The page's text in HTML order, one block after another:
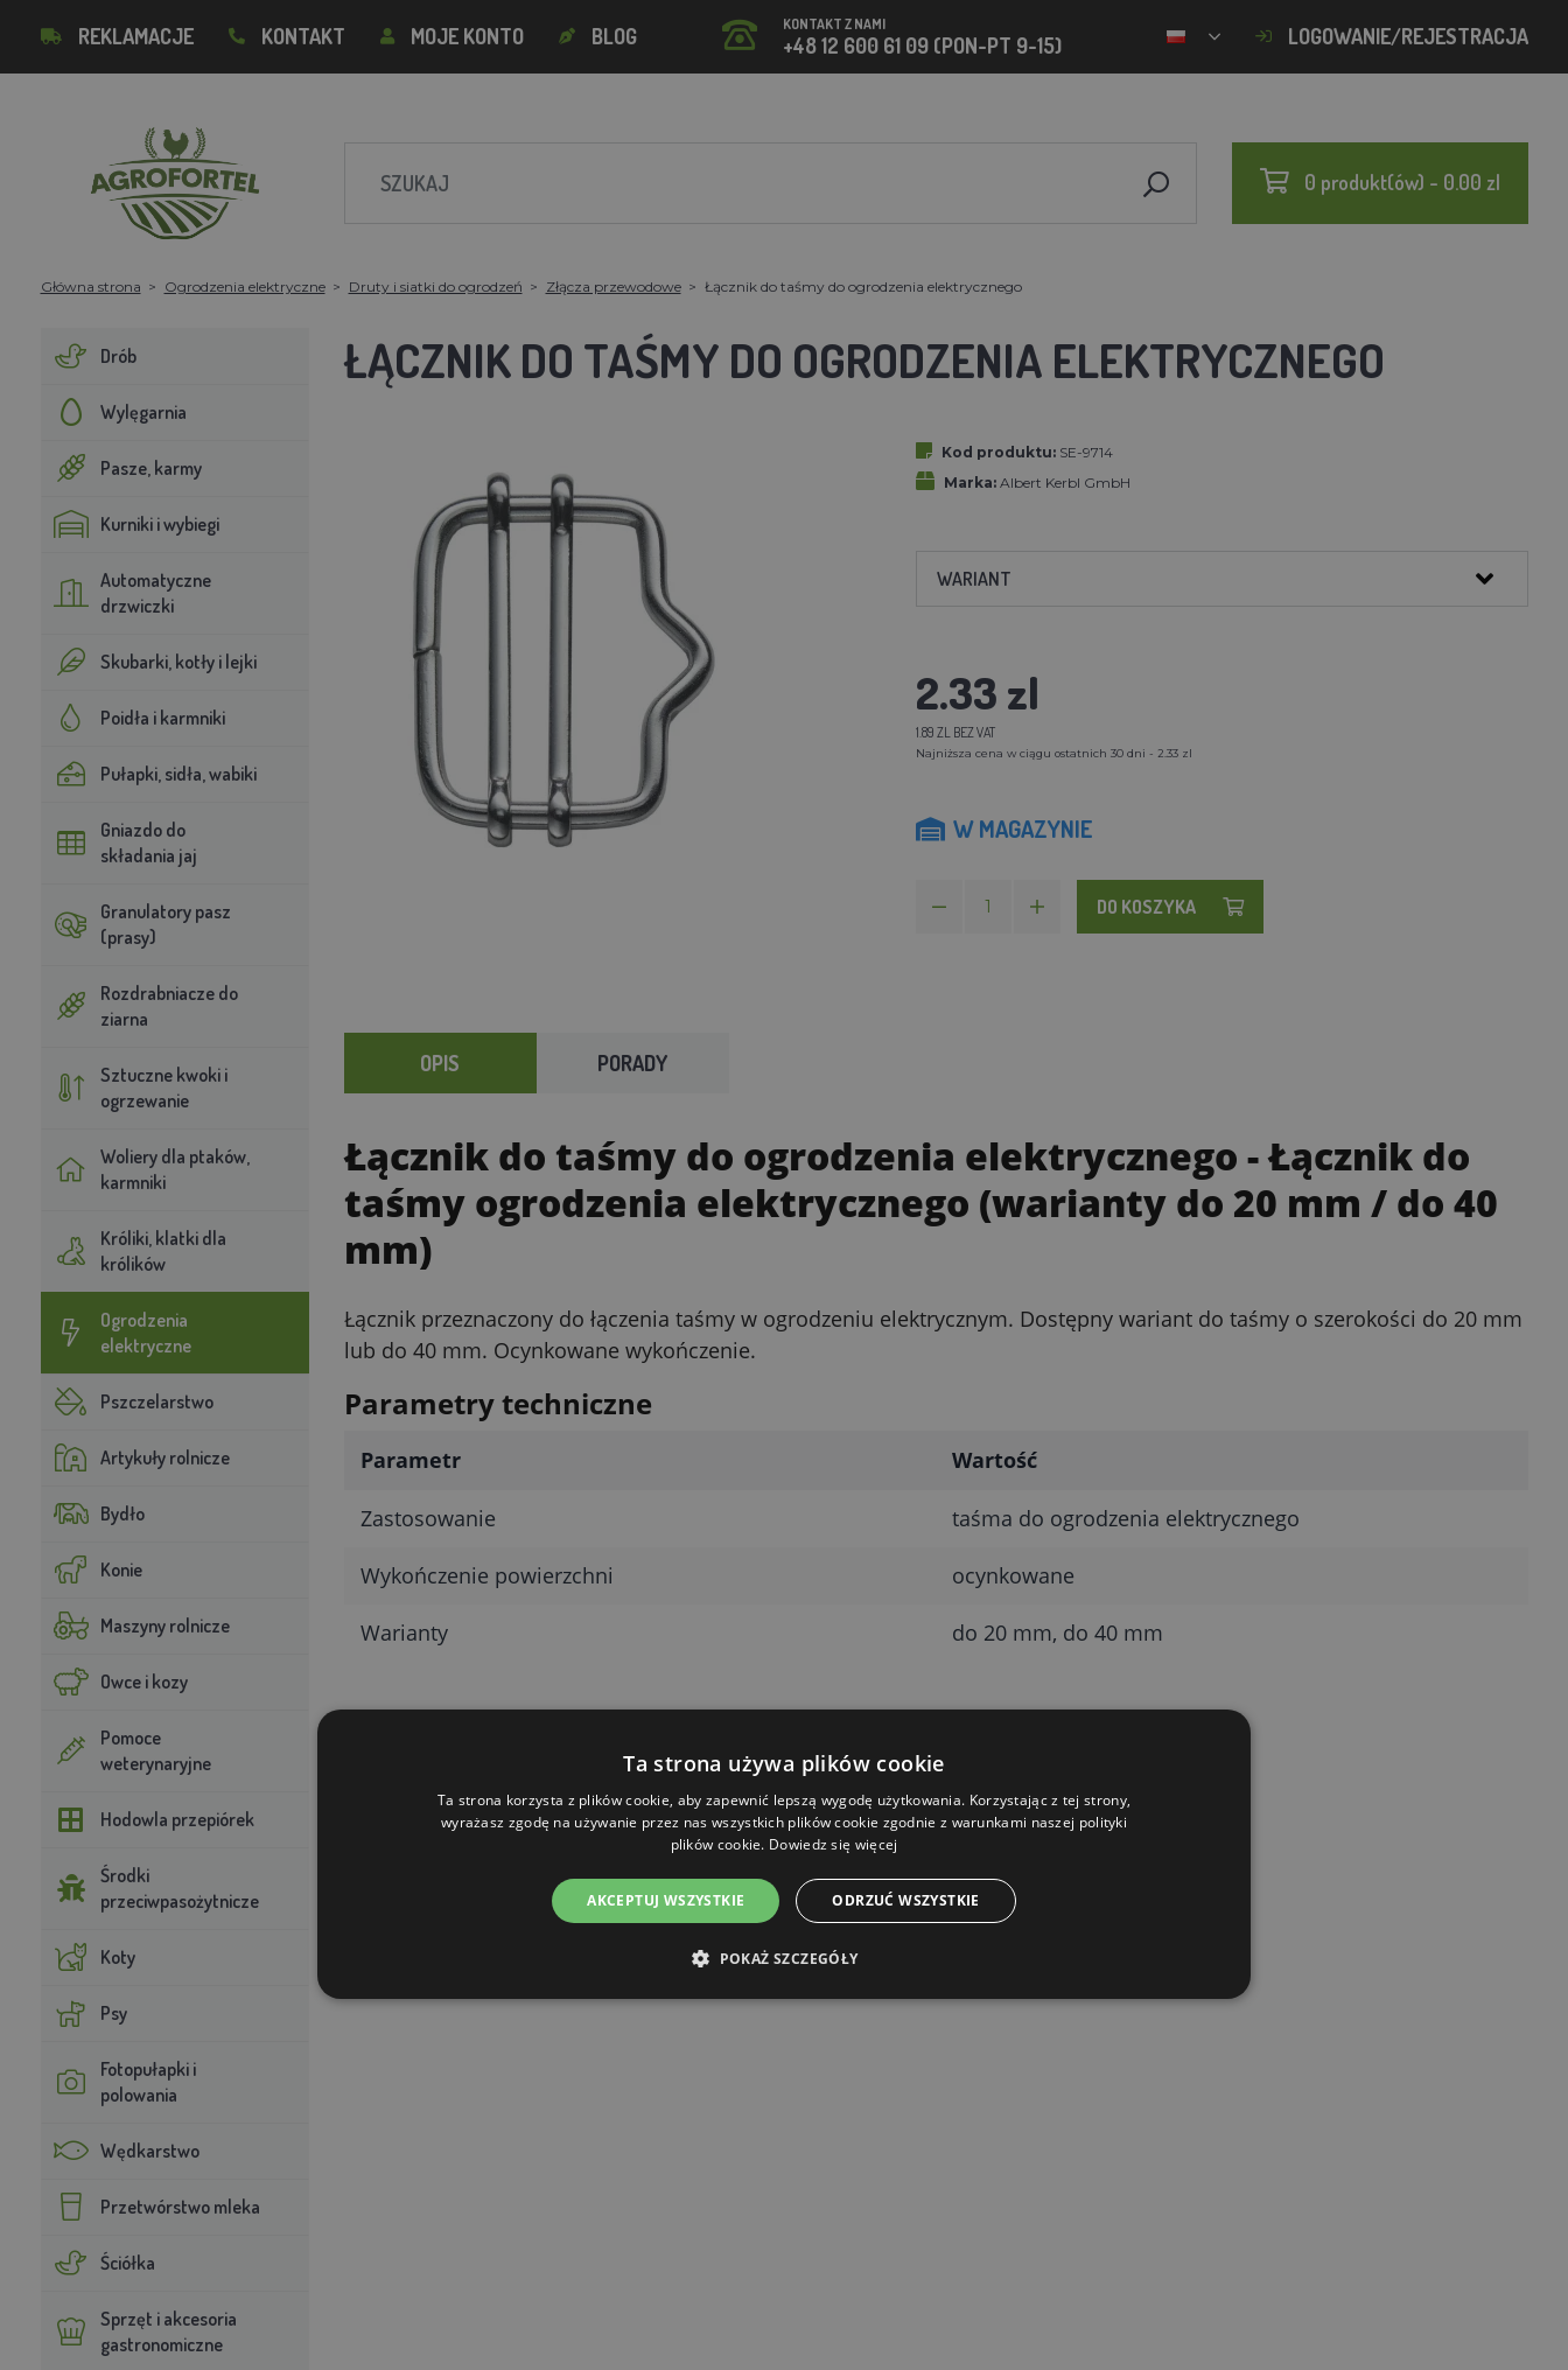
REKLAMACJE KONTAKT MOJE KONTO BLOG KONTAKT Z NAMI
+48 12 600 61 09 (PON-PT 9-15) LOGOWANIE/REJESTRACJA
0 produkt(ów) - 0.00 zl
Główna strona Ogrodzenia elektryczne Druty i siatki do ogrodzeń Złącza przewodowe Łącznik do taśmy do ogrodzenia elektrycznego
Drób
Wylęgarnia
Pasze, karmy
Kurniki i wybiegi
Automatyczne
drzwiczki
Skubarki, kotły i lejki
Poidła i karmniki
Pułapki, sidła, wabiki
Gniazdo do
składania jaj
Granulatory pasz
(prasy)
Rozdrabniacze do
ziarna
Sztuczne kwoki i
ogrzewanie
Woliery dla ptaków,
karmniki
Króliki, klatki dla
królików
Ogrodzenia
elektryczne
Pszczelarstwo
Artykuły rolnicze
Bydło
Konie
Maszyny rolnicze
Owce i kozy
Pomoce
weterynaryjne
Hodowla przepiórek
Środki
przeciwpasożytnicze
Koty
Psy
Fotopułapki i
polowania
Wędkarstwo
Przetwórstwo mleka
Ściółka
Sprzęt i akcesoria
gastronomiczne
ŁĄCZNIK DO TAŚMY DO OGRODZENIA ELEKTRYCZNEGO
Kod produktu: SE-9714
Marka: Albert Kerbl GmbH
WARIANT
2.33 zl
1.89 ZL BEZ VAT
Najniższa cena w ciągu ostatnich 30 dni - 2.33 zl
W MAGAZYNIE
DO KOSZYKA
OPIS PORADY
Łącznik do taśmy do ogrodzenia elektrycznego - Łącznik do
taśmy ogrodzenia elektrycznego (warianty do 20 mm / do 40
mm)
Łącznik przeznaczony do łączenia taśmy w ogrodzeniu elektrycznym. Dostępny wariant do taśmy o szerokości do 20 mm
lub do 40 mm. Ocynkowane wykończenie.
Parametry techniczne
Parametr Wartość
Zastosowanie taśma do ogrodzenia elektrycznego
Wykończenie powierzchni ocynkowane
Warianty do 20 mm, do 40 mm
Ta strona używa plików cookie
Ta strona korzysta z plików cookie, aby zapewnić lepszą wygodę użytkowania. Korzystając z tej strony,
wyrażasz zgodę na używanie przez nas wszystkich plików cookie zgodnie z warunkami naszej polityki
plików cookie. Dowiedz się więcej
AKCEPTUJ WSZYSTKIE ODRZUĆ WSZYSTKIE
POKAŻ SZCZEGÓŁY